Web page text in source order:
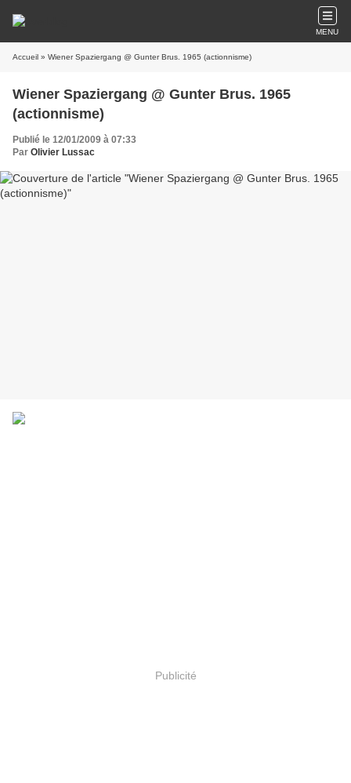
MENU
Accueil » Wiener Spaziergang @ Gunter Brus. 1965 (actionnisme)
Wiener Spaziergang @ Gunter Brus. 1965
(actionnisme)
Publié le 12/01/2009 à 07:33
Par Olivier Lussac
Publicité